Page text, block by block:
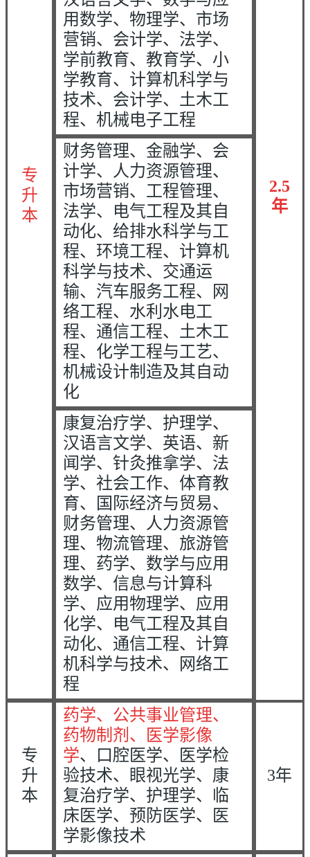
专
升
本
2.5
年
用数学、物理学、市场
营销、会计学、法学、
学前教育、教育学、小
学教育、计算机科学与
技术、会计学、土木工
程、机械电子工程
财务管理、金融学、会
计学、人力资源管理、
市场营销、工程管理、
法学、电气工程及其自
动化、给排水科学与工
程、环境工程、计算机
科学与技术、交通运
输、汽车服务工程、网
络工程、水利水电工
程、通信工程、土木工
程、化学工程与工艺、
机械设计制造及其自动
化
康复治疗学、护理学、
汉语言文学、英语、新
闻学、针灸推拿学、法
学、社会工作、体育教
育、国际经济与贸易、
财务管理、人力资源管
理、物流管理、旅游管
理、药学、数学与应用
数学、信息与计算科
学、应用物理学、应用
化学、电气工程及其自
动化、通信工程、计算
机科学与技术、网络工
程
专
升
本
药学、公共事业管理、
药物制剂、医学影像
学、口腔医学、医学检
验技术、眼视光学、康
复治疗学、护理学、临
床医学、预防医学、医
学影像技术
3年